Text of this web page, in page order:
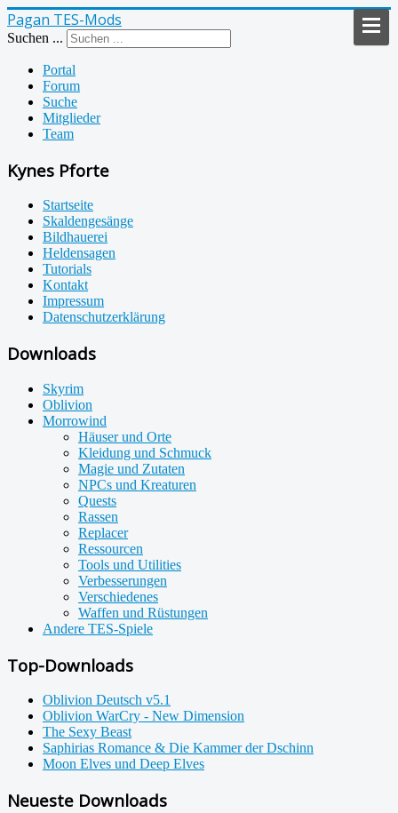
Pagan TES-Mods
Suchen ...
Portal
Forum
Suche
Mitglieder
Team
Kynes Pforte
Startseite
Skaldengesänge
Bildhauerei
Heldensagen
Tutorials
Kontakt
Impressum
Datenschutzerklärung
Downloads
Skyrim
Oblivion
Morrowind
Häuser und Orte
Kleidung und Schmuck
Magie und Zutaten
NPCs und Kreaturen
Quests
Rassen
Replacer
Ressourcen
Tools und Utilities
Verbesserungen
Verschiedenes
Waffen und Rüstungen
Andere TES-Spiele
Top-Downloads
Oblivion Deutsch v5.1
Oblivion WarCry - New Dimension
The Sexy Beast
Saphirias Romance & Die Kammer der Dschinn
Moon Elves und Deep Elves
Neueste Downloads